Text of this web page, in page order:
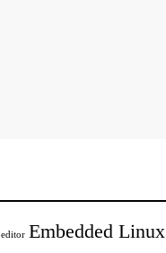
editor Embedded Linux